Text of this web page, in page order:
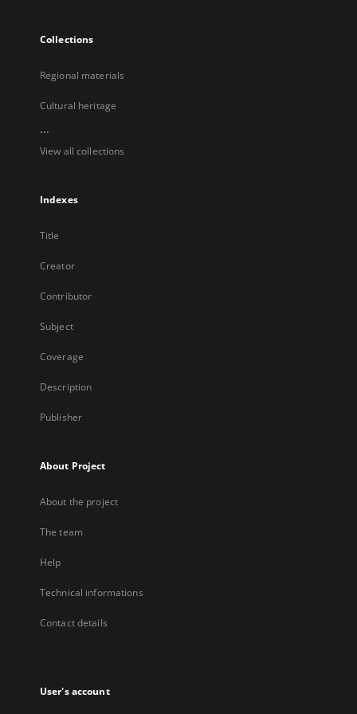
Collections
Regional materials
Cultural heritage
...
View all collections
Indexes
Title
Creator
Contributor
Subject
Coverage
Description
Publisher
About Project
About the project
The team
Help
Technical informations
Contact details
User's account